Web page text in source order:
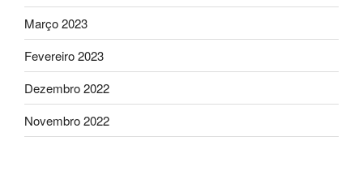
Março 2023
Fevereiro 2023
Dezembro 2022
Novembro 2022